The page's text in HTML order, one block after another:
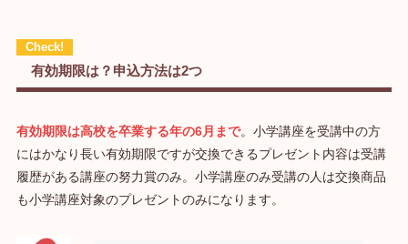
有効期限は？申込方法は2つ
有効期限は高校を卒業する年の6月まで。小学講座を受講中の方
にはかなり長い有効期限ですが交換できるプレゼント内容は受講
履歴がある講座の努力賞のみ。小学講座のみ受講の人は交換商品
も小学講座対象のプレゼントのみになります。